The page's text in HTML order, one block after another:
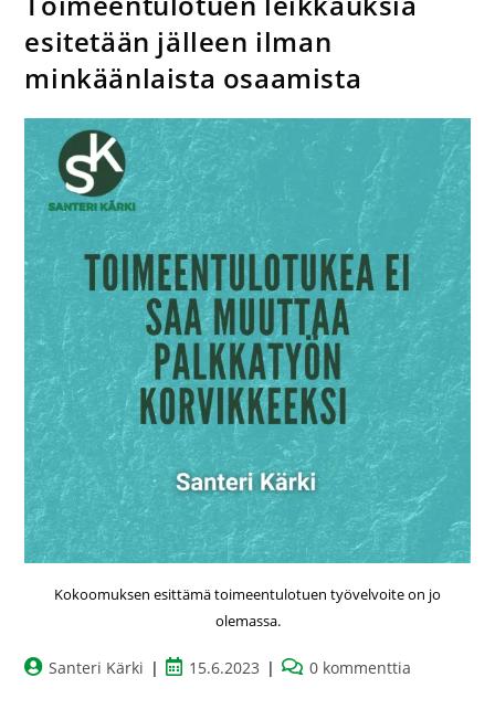
esitetään jälleen ilman
minkäänlaista osaamista
Kokoomuksen esittämä toimeentulotuen työvelvoite on jo
olemassa.
Santeri Kärki 15.6.2023 0 kommenttia